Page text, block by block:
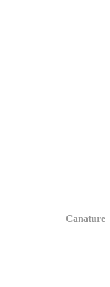
Canature